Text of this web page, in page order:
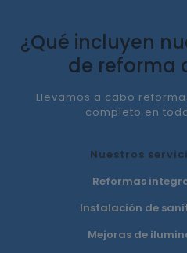
¿Qué incluyen
de reforma
Llevamos a cabo
completo en
Nuestros
Reformas
Instalación de
Mejoras de